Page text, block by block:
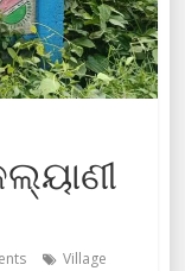
Village